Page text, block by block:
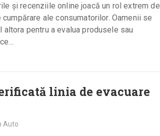
și recenziile online joacă un rol extrem de
ale consumatorilor. Oamenii se
pentru a evalua produsele sau
linia de evacuare
Auto